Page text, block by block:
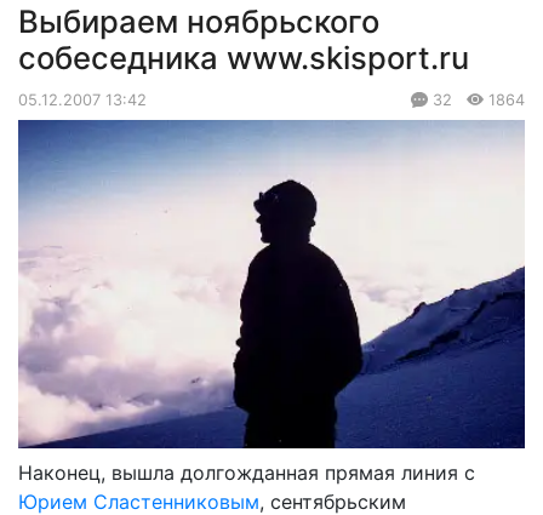
Выбираем ноябрьского
собеседника www.skisport.ru
05.12.2007 13:42 32 1864
Наконец, вышла долгожданная прямая линия с
Юрием Сластенниковым, сентябрьским